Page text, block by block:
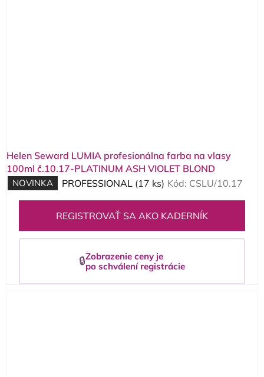
Helen Seward LUMIA profesionálna farba na vlasy
100ml č.10.17-PLATINUM ASH VIOLET BLOND
NOVINKA PROFESSIONAL (17 ks) Kód: CSLU/10.17
REGISTROVAŤ SA AKO KADERNÍK
🔒Zobrazenie ceny je
po schválení registrácie